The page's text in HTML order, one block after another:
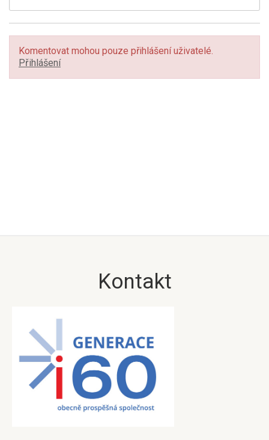
Komentovat mohou pouze přihlášení uživatelé.
Přihlášení
Kontakt